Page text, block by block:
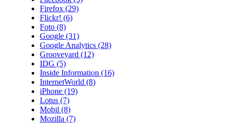
Firefox (29)
Flickr! (6)
Foto (8)
Google (31)
Google Analytics (28)
Grooveyard (12)
IDG (5)
Inside Information (16)
InternetWorld (8)
iPhone (19)
Lotus (7)
Mobil (8)
Mozilla (7)